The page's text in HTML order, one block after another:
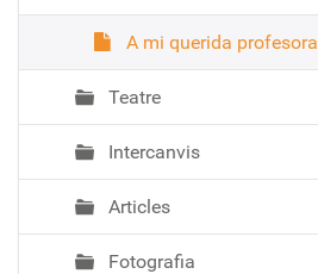
A mi querida profesora
Teatre
Intercanvis
Articles
Fotografia